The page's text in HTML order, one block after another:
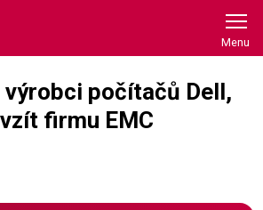
výrobci počítačů Dell,
firmu EMC